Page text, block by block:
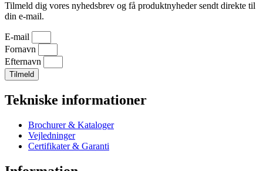
Tilmeld dig vores nyhedsbrev og få produktnyheder sendt direkte til
din e-mail.
E-mail
Fornavn
Efternavn
Tilmeld
Tekniske informationer
Brochurer & Kataloger
Vejledninger
Certifikater & Garanti